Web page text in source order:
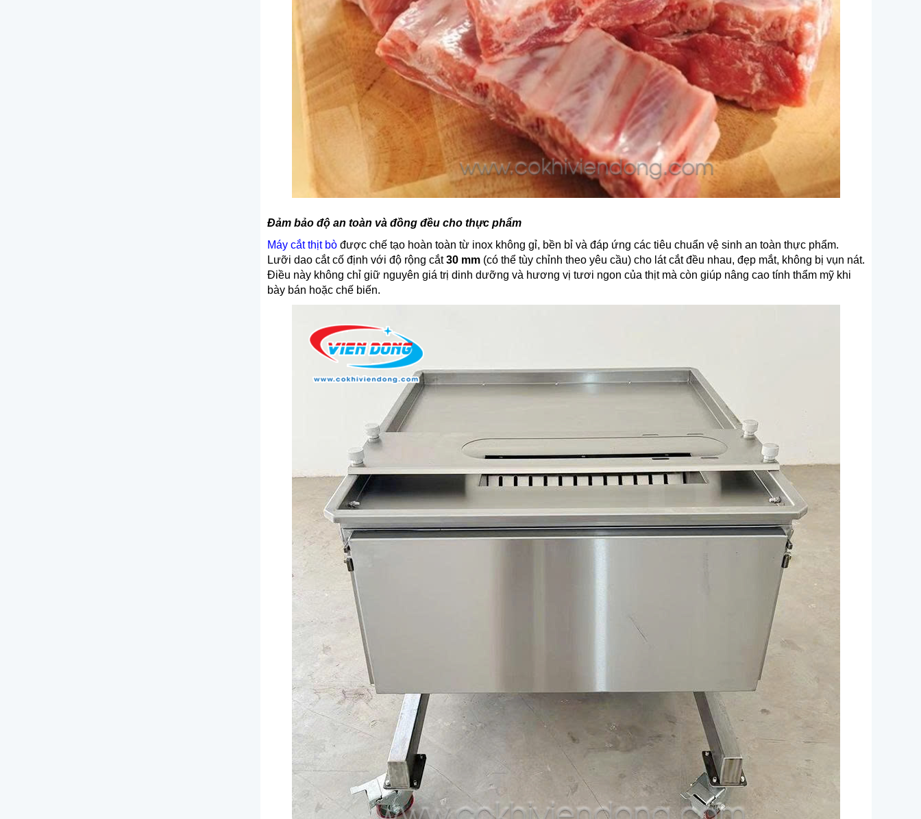
Đảm bảo độ an toàn và đồng đều cho thực phẩm
Máycắt thịt bò được chế tạo hoàn toàn từ inox không gỉ, bền bỉ và đáp ứng các tiêu chuẩn vệ sinh an toàn thực phẩm.
Lưỡi dao cắt cố định với độ rộng cắt30 mm(có thể tùy chỉnh theo yêu cầu) cho lát cắt đều nhau, đẹp mắt, không bị vụn nát.
Điều này không chỉ giữ nguyên giá trị dinh dưỡng và hương vị tươi ngon của thịt mà còn giúp nâng cao tính thẩm mỹ khi
bày bán hoặc chế biến.